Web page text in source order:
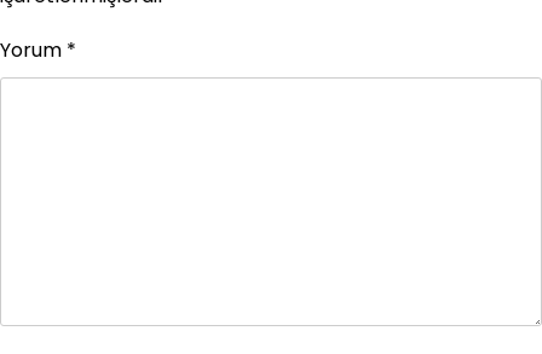
Yorum *